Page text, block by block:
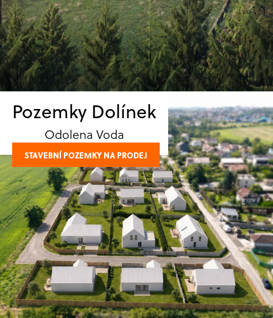
Pozemky Dolínek
Odolena Voda
STAVEBNÍ POZEMKY NA PRODEJ